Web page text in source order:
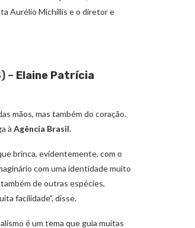
Aurélio Michillis e o diretor e
– Elaine Patrícia
mãos, mas também do coração.
à Agência Brasil.
brinca, evidentemente, com o
com uma identidade muito
de outras espécies,
facilidade”, disse.
é um tema que guia muitas